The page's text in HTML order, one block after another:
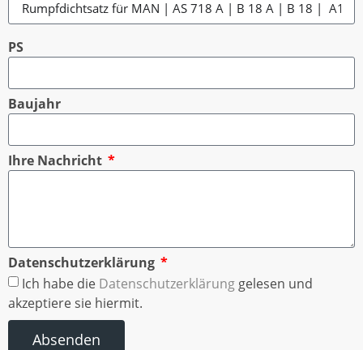
PS
Baujahr
Ihre Nachricht
Datenschutzerklärung
Ich habe die Datenschutzerklärung gelesen und
akzeptiere sie hiermit.
Absenden